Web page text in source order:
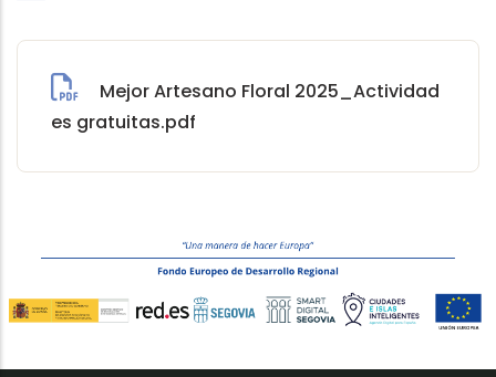
Mejor Artesano Floral 2025_Actividad
es gratuitas.pdf